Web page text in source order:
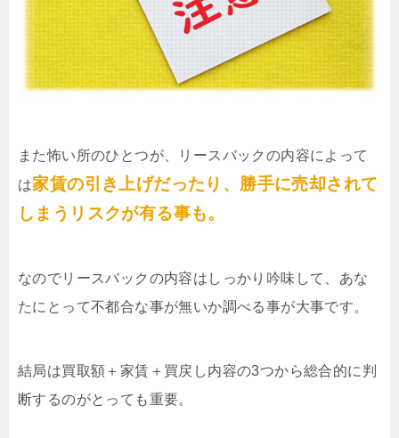
また怖い所のひとつが、リースバックの内容によって
は家賃の引き上げだったり、勝手に売却されて
しまうリスクが有る事も。
なのでリースバックの内容はしっかり吟味して、あな
たにとって不都合な事が無いか調べる事が大事です。
結局は買取額＋家賃＋買戻し内容の3つから総合的に判
断するのがとっても重要。